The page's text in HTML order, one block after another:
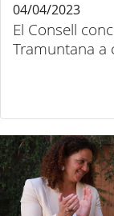
El Consell
Tramuntana a
04/04/2023